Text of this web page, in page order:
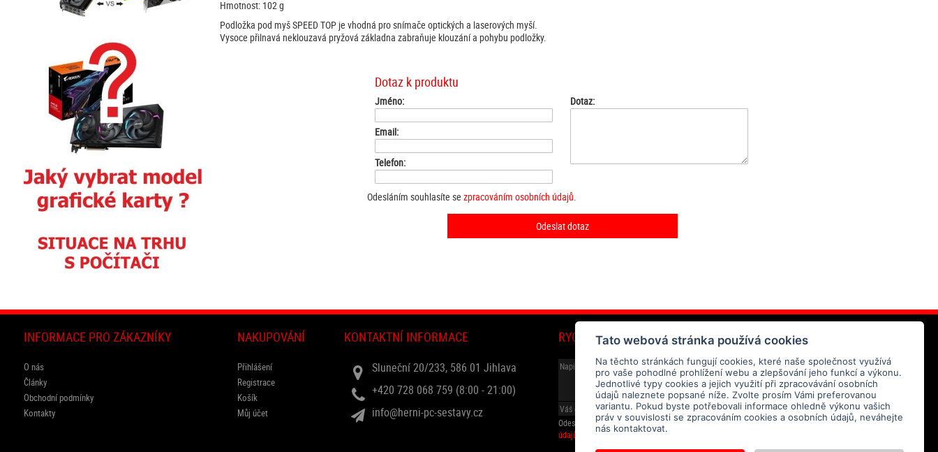
Hmotnost: 102 g
Podložka pod myš SPEED TOP je vhodná pro snímače optických a laserových myší.
Vysoce přilnavá neklouzavá pryžová základna zabraňuje klouzání a pohybu podložky.
Dotaz k produktu
Jméno:
Email:
Telefon:
Dotaz:
Odesláním souhlasíte sezpracováním osobních údajů.
INFORMACE PRO ZÁKAZNÍKY
O nás
Články
Obchodní podmínky
Kontakty
NAKUPOVÁNÍ
Přihlášení
Registrace
Košík
Můj účet
KONTAKTNÍ INFORMACE
Sluneční 20/233, 586 01 Jihlava
+420 728 068 759 (8:00 - 21:00)
info@herni-pc-sestavy.cz
RYCHLÝ DOTAZ
Odesláním souhlasíte sezpracováním osobních
údajů
Tato webová stránka používá cookies
Na těchto stránkách fungují cookies, které naše společnost využívá
pro vaše pohodlné prohlížení webu a zlepšování jeho funkcí a výkonu.
Jednotlivé typy cookies a jejich využití při zpracovávání osobních
údajů naleznete popsané níže. Zvolte prosím Vámi preferovanou
variantu. Pokud byste potřebovali informace ohledně výkonu vašich
práv v souvislosti se zpracováním cookies a osobních údajů, neváhejte
nás kontaktovat.